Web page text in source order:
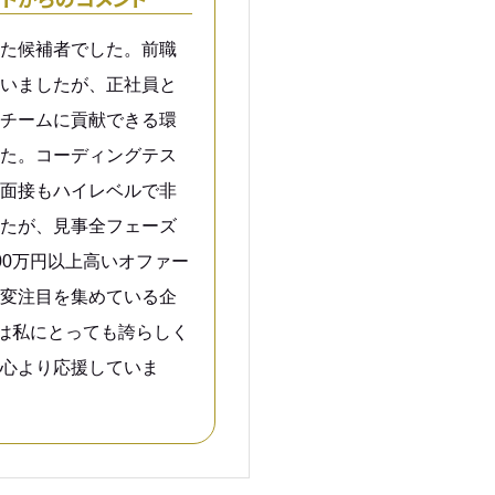
候補者でした。前職
ましたが、正社員と
ームに貢献できる環
。コーディングテス
接もハイレベルで非
が、見事全フェーズ
万円以上高いオファー
注目を集めている企
私にとっても誇らしく
より応援していま